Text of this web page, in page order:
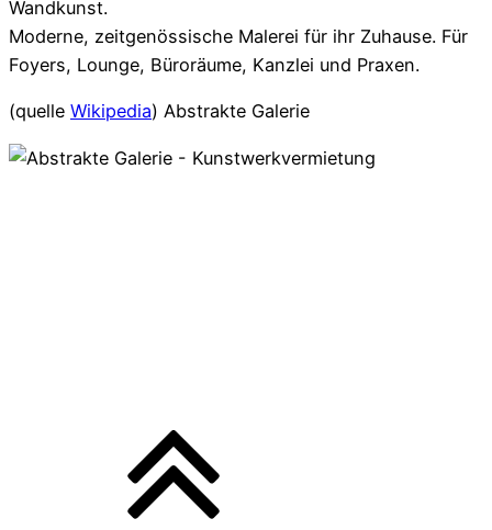
Wandkunst.
Moderne, zeitgenössische Malerei für ihr Zuhause. Für
Foyers, Lounge, Büroräume, Kanzlei und Praxen.
(quelle Wikipedia) Abstrakte Galerie